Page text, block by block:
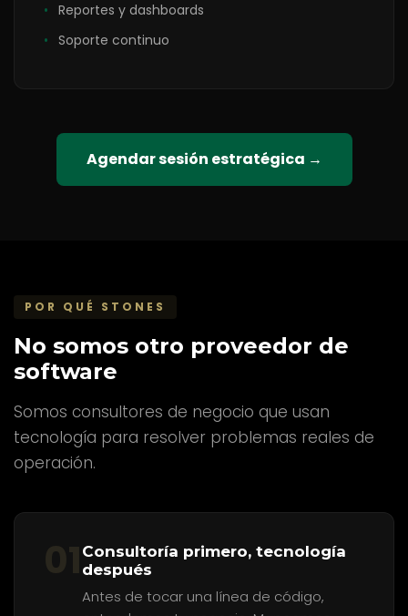
• Reportes y dashboards
• Soporte continuo
Agendar sesión estratégica →
POR QUÉ STONES
No somos otro proveedor de
software
Somos consultores de negocio que usan
tecnología para resolver problemas reales de
operación.
01 Consultoría primero, tecnología
después
Antes de tocar una línea de código,